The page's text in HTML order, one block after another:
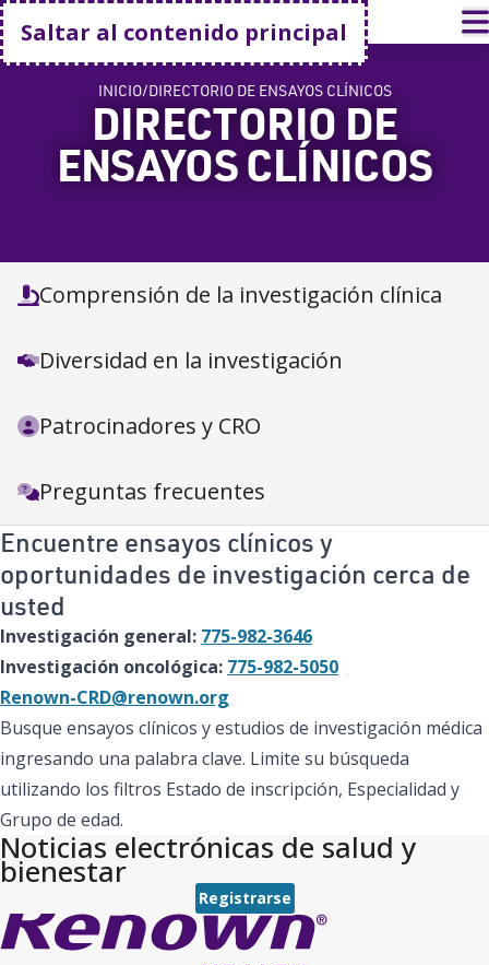
Saltar al contenido principal
Volver a casa
INICIO DIRECTORIO DE ENSAYOS CLÍNICOS
DIRECTORIO DE
ENSAYOS CLÍNICOS
Comprensión de la investigación clínica
Diversidad en la investigación
Patrocinadores y CRO
Preguntas frecuentes
Encuentre ensayos clínicos y
oportunidades de investigación cerca de
usted
Investigación general: 775-982-3646
Investigación oncológica: 775-982-5050
Renown-CRD@renown.org
Busque ensayos clínicos y estudios de investigación médica
ingresando una palabra clave. Limite su búsqueda
utilizando los filtros Estado de inscripción, Especialidad y
Grupo de edad.
Noticias electrónicas de salud y
bienestar
Registrarse